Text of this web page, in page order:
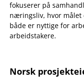
fokuserer på
næringsliv, hvor målet
både er nyttige for
arbeidstakere.
Norsk